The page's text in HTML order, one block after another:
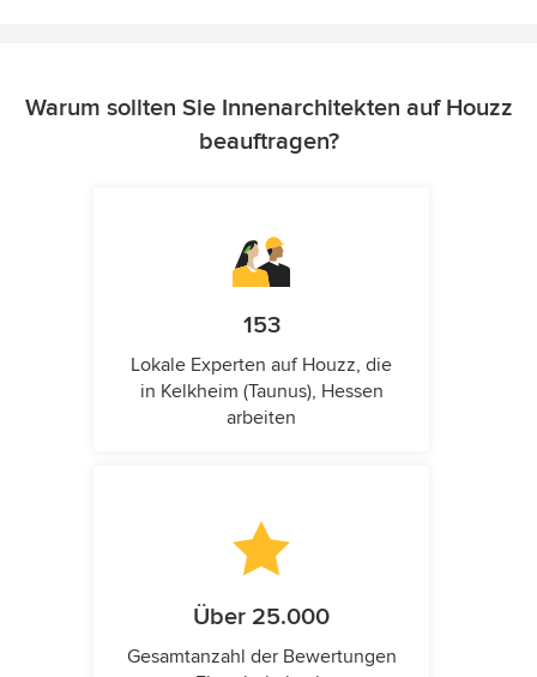
Warum sollten Sie Innenarchitekten auf Houzz
beauftragen?
153
Lokale Experten auf Houzz, die
in Kelkheim (Taunus), Hessen
arbeiten
Über 25.000
Gesamtanzahl der Bewertungen